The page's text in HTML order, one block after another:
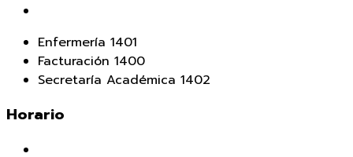
Enfermería 1401
Facturación 1400
Secretaría Académica 1402
Horario